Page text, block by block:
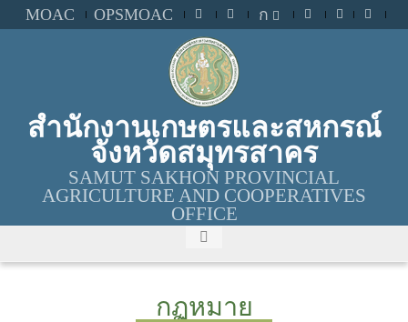
MOAC OPSMOAC ก
สำนักงานเกษตรและสหกรณ์
จังหวัดสมุทรสาคร
SAMUT SAKHON PROVINCIAL
AGRICULTURE AND COOPERATIVES
OFFICE
กฏหมาย